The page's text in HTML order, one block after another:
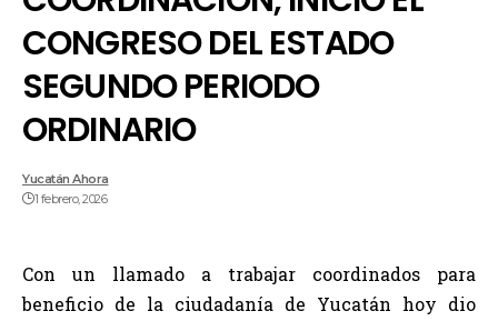
CONGRESO DEL ESTADO
SEGUNDO PERIODO
ORDINARIO
Yucatán Ahora
1 febrero, 2026
Con un llamado a trabajar coordinados para
beneficio de la ciudadanía de Yucatán hoy dio